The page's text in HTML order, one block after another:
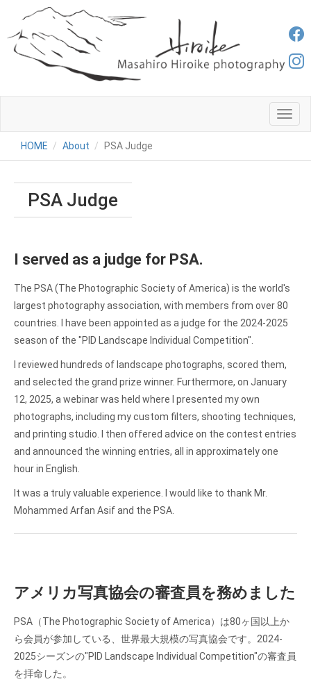
メ
ニ
HOME About PSA Judge
PSA Judge
I served as a judge for PSA.
The PSA (The Photographic Society of America) is the world's
largest photography association, with members from over 80
countries. I have been appointed as a judge for the 2024-2025
season of the "PID Landscape Individual Competition".
I reviewed hundreds of landscape photographs, scored them,
and selected the grand prize winner. Furthermore, on January
12, 2025, a webinar was held where I presented my own
photographs, including my custom filters, shooting techniques,
and printing studio. I then offered advice on the contest entries
and announced the winning entries, all in approximately one
hour in English.
It was a truly valuable experience. I would like to thank Mr.
Mohammed Arfan Asif and the PSA.
アメリカ写真協会の審査員を務めました
PSA（The Photographic Society of America）は80ヶ国以上か
ら会員が参加している、 世界最大規模の写真協会です。2024-
2025シーズンの"PID Landscape Individual Competition"の審査員
を拝命した。